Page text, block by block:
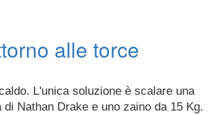
alle torce
L'unica soluzione è scalare una
Nathan Drake e uno zaino da 15 Kg.